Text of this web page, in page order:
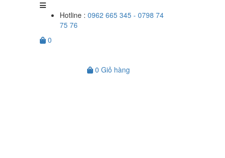
Hotline : 0962 665 345 - 0798 74
75 76
0
0 Giỏ hàng